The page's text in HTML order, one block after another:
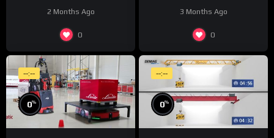
2 Months Ago
0
JobExplorer in WeldCube
Premium
3 Months Ago
0
--:--
0%
--:--
0%